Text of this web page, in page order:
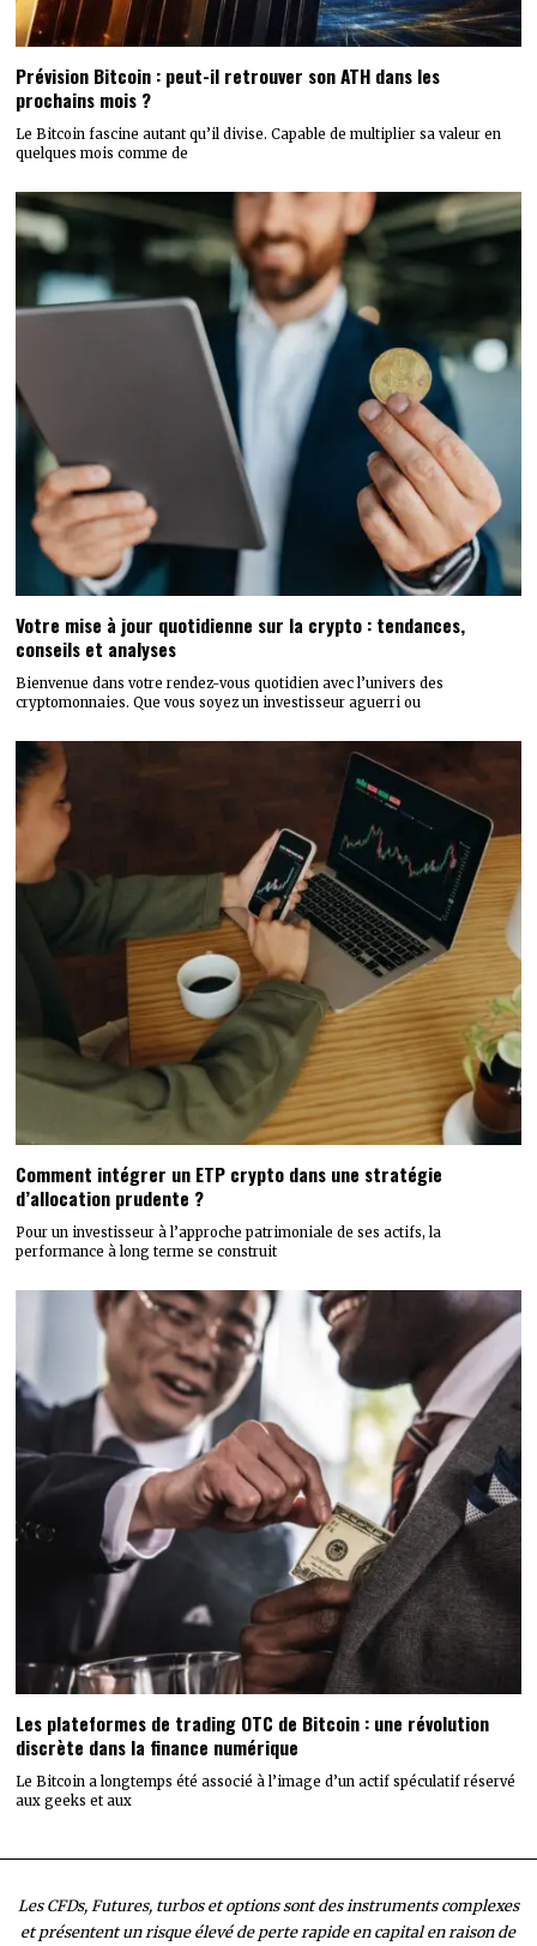
Prévision Bitcoin : peut-il retrouver son ATH dans les
prochains mois ?
Le Bitcoin fascine autant qu’il divise. Capable de multiplier sa valeur en
quelques mois comme de
Votre mise à jour quotidienne sur la crypto : tendances,
conseils et analyses
Bienvenue dans votre rendez-vous quotidien avec l’univers des
cryptomonnaies. Que vous soyez un investisseur aguerri ou
Comment intégrer un ETP crypto dans une stratégie
d’allocation prudente ?
Pour un investisseur à l’approche patrimoniale de ses actifs, la
performance à long terme se construit
Les plateformes de trading OTC de Bitcoin : une révolution
discrète dans la finance numérique
Le Bitcoin a longtemps été associé à l’image d’un actif spéculatif réservé
aux geeks et aux
Les CFDs, Futures, turbos et options sont des instruments complexes
et présentent un risque élevé de perte rapide en capital en raison de